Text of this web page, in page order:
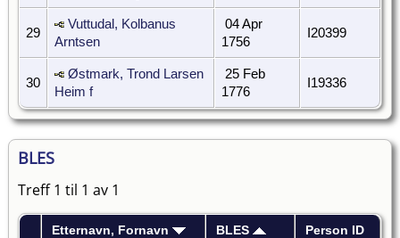
29
Vuttudal, Kolbanus
Arntsen
04 Apr
1756
I20399
30
Østmark, Trond Larsen
Heim f
25 Feb
1776
I19336
BLES
Treff 1 til 1 av 1
Etternavn, Fornavn BLES Person ID